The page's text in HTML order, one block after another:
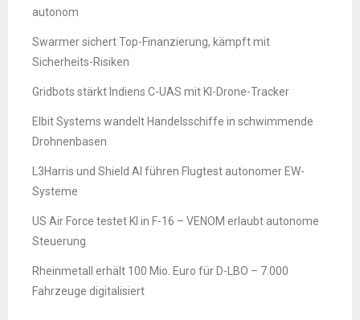
autonom
Swarmer sichert Top-Finanzierung, kämpft mit
Sicherheits-Risiken
Gridbots stärkt Indiens C-UAS mit KI-Drone-Tracker
Elbit Systems wandelt Handelsschiffe in schwimmende
Drohnenbasen
L3Harris und Shield AI führen Flugtest autonomer EW-
Systeme
US Air Force testet KI in F-16 – VENOM erlaubt autonome
Steuerung
Rheinmetall erhält 100 Mio. Euro für D-LBO – 7.000
Fahrzeuge digitalisiert